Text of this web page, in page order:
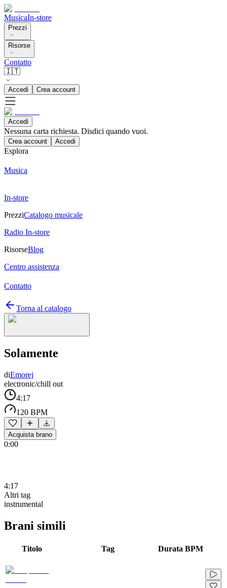
MusicaIn-store
Prezzi
Risorse
Contatto
🇮🇹
Accedi Crea account
Accedi
Nessuna carta richiesta. Disdici quando vuoi.
Crea account Accedi
Esplora
Musica
In-store
PrezziCatalogo musicale
Radio In-store
RisorseBlog
Centro assistenza
Contatto
Torna al catalogo
Solamente
diEmorej
electronic/chill out
4:17
120 BPM
Acquista brano
0:00
4:17
Altri tag
instrumental
Brani simili
Titolo Tag Durata BPM